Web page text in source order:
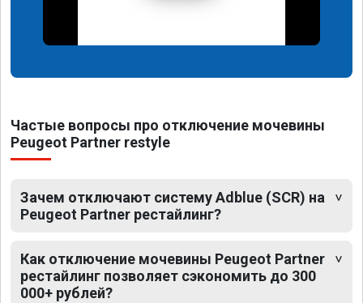
Частые вопросы про отключение мочевины
Peugeot Partner restyle
Зачем отключают систему Adblue (SCR) на
Peugeot Partner рестайлинг?
Как отключение мочевины Peugeot Partner
рестайлинг позволяет сэкономить до 300
000+ рублей?